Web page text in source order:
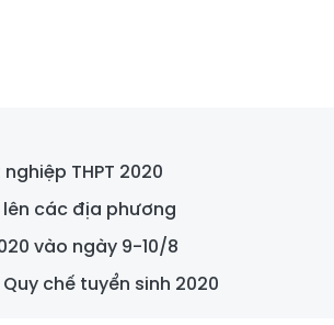
THPT 2020
lên các địa phương
vào ngày 9-10/8
chế tuyển sinh 2020